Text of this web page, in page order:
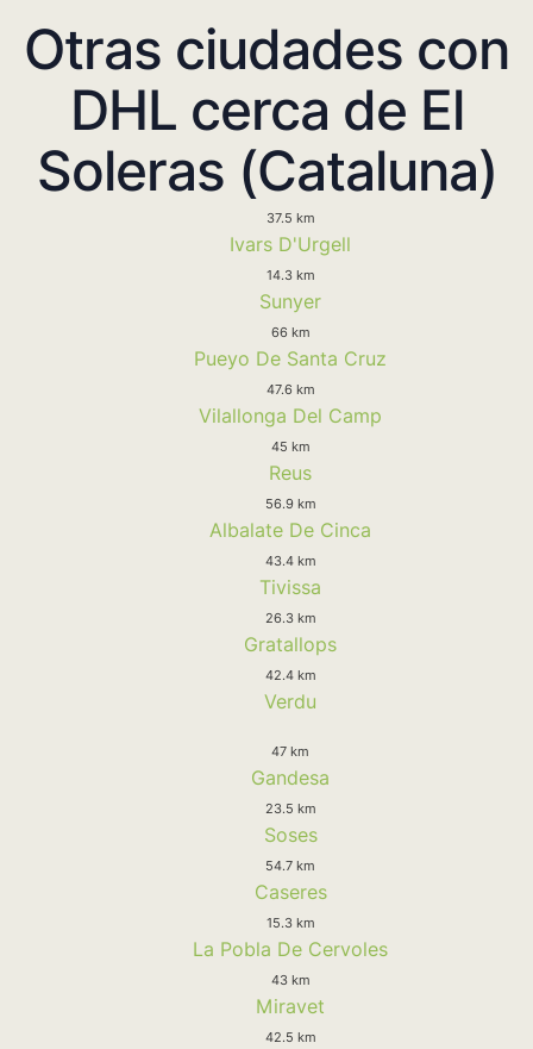
Otras ciudades con
DHL cerca de El
Soleras (Cataluna)
37.5 km
Ivars D'Urgell
14.3 km
Sunyer
66 km
Pueyo De Santa Cruz
47.6 km
Vilallonga Del Camp
45 km
Reus
56.9 km
Albalate De Cinca
43.4 km
Tivissa
26.3 km
Gratallops
42.4 km
Verdu
47 km
Gandesa
23.5 km
Soses
54.7 km
Caseres
15.3 km
La Pobla De Cervoles
43 km
Miravet
42.5 km